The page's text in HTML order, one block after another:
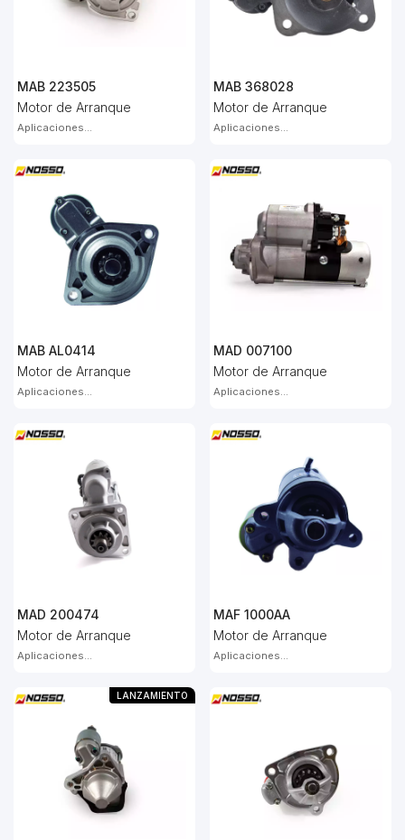
MAB 223505
Motor de Arranque
Aplicaciones...
MAB 368028
Motor de Arranque
Aplicaciones...
MAB AL0414
Motor de Arranque
Aplicaciones...
MAD 007100
Motor de Arranque
Aplicaciones...
MAD 200474
Motor de Arranque
Aplicaciones...
MAF 1000AA
Motor de Arranque
Aplicaciones...
LANZAMIENTO